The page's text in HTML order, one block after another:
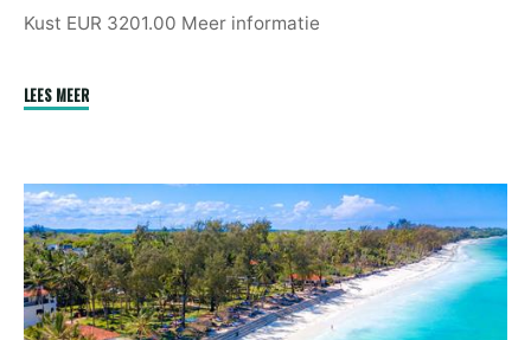
Kust EUR 3201.00 Meer informatie
LEES MEER"Papillon